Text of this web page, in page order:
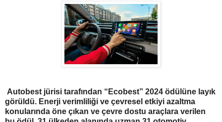
Autobest jürisi tarafından “Ecobest” 2024 ödülüne layık
görüldü. Enerji verimliliği ve çevresel etkiyi azaltma
konularında öne çıkan ve çevre dostu araçlara verilen